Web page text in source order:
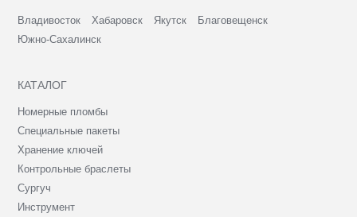
Владивосток Хабаровск Якутск
Благовещенск
Южно-Сахалинск
КАТАЛОГ
Номерные пломбы
Специальные пакеты
Хранение ключей
Контрольные браслеты
Сургуч
Инструмент